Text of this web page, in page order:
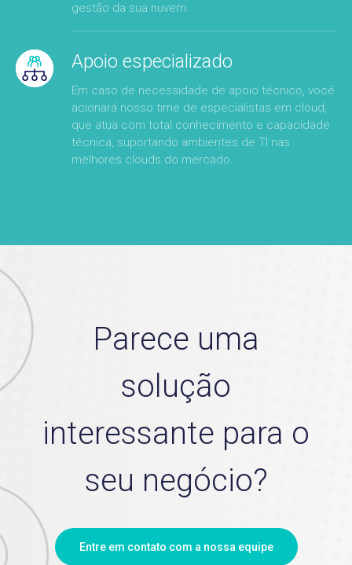
gestão da sua nuvem.
Apoio especializado
Em caso de necessidade de apoio técnico, você
acionará nosso time de especialistas em cloud,
que atua com total conhecimento e capacidade
técnica, suportando ambientes de TI nas
melhores clouds do mercado.
Parece uma
solução
interessante para o
seu negócio?
Entre em contato com a nossa equipe